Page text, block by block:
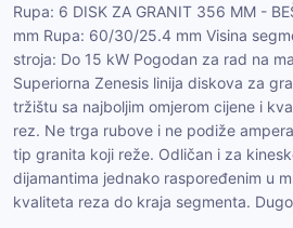
Rupa: 6 DISK ZA GRANIT 356 MM -
mm Rupa: 60/30/25.4 mm Visina
stroja: Do 15 kW Pogodan za rad na
Superiorna Zenesis linija diskova za
tržištu sa najboljim omjerom cijene i
rez. Ne trga rubove i ne podiže
tip granita koji reže. Odličan i za
dijamantima jednako raspoređenim u
kvaliteta reza do kraja segmenta.